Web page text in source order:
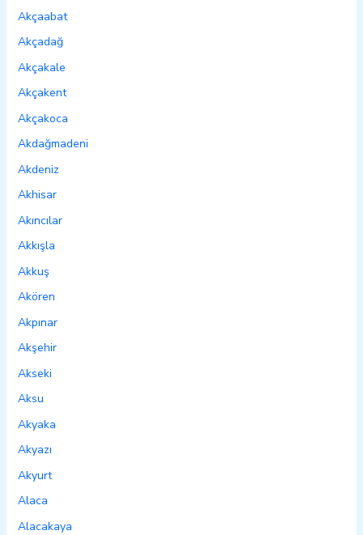
Akçaabat
Akçadağ
Akçakale
Akçakent
Akçakoca
Akdağmadeni
Akdeniz
Akhisar
Akıncılar
Akkışla
Akkuş
Akören
Akpınar
Akşehir
Akseki
Aksu
Akyaka
Akyazı
Akyurt
Alaca
Alacakaya